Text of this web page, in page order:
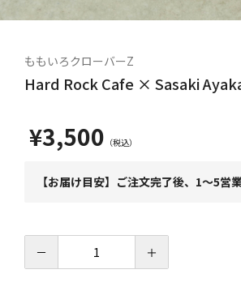
ももいろクローバーZ
Hard Rock Cafe × Sasaki
¥3,500
【お届け目安】ご注文完了後、1～5営
－ ＋